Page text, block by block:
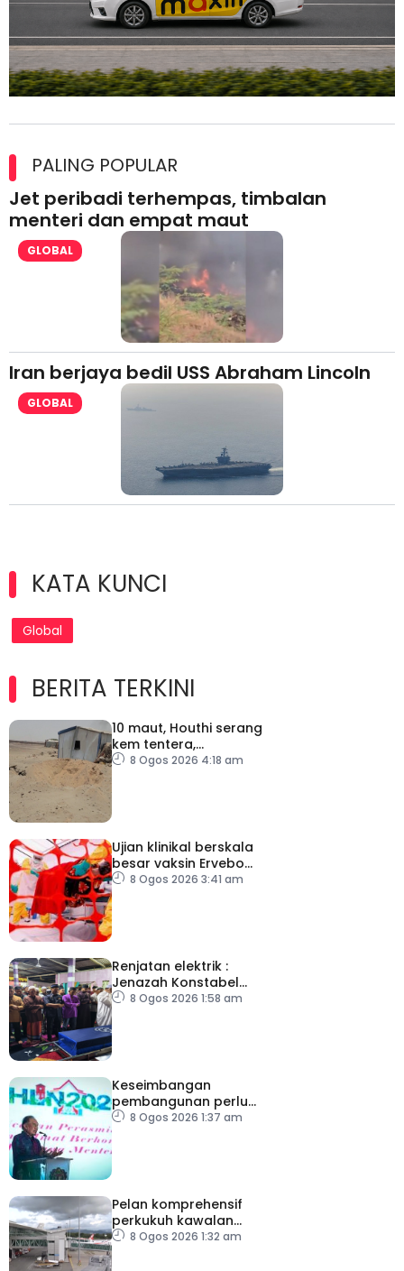
lesen separuh pertama 2026
PALING POPULAR
Jet peribadi terhempas, timbalan
menteri dan empat maut
GLOBAL
Iran berjaya bedil USS Abraham Lincoln
GLOBAL
KATA KUNCI
Global
BERITA TERKINI
10 maut, Houthi serang
kem tentera,
penempatan pelarian
8 Ogos 2026 4:18 am
Ujian klinikal berskala
besar vaksin Ervebo
tangani wabak Ebola
8 Ogos 2026 3:41 am
Renjatan elektrik :
Jenazah Konstabel
Muhammad Raimi
8 Ogos 2026 1:58 am
Keseimbangan
pembangunan perlu
ambil kira lokasi tumpuan
8 Ogos 2026 1:37 am
Pelan komprehensif
perkukuh kawalan
keselamatan di semua
8 Ogos 2026 1:32 am